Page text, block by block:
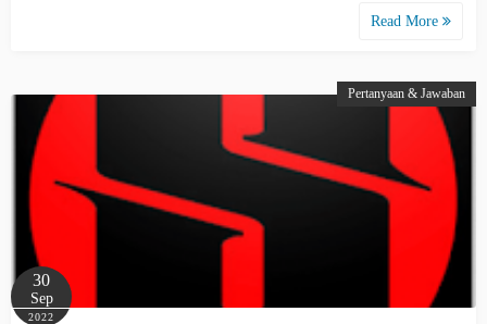
Read More
Pertanyaan & Jawaban
30
Sep
2022